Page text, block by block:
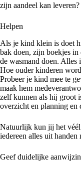
zijn aandeel kan leveren?
Helpen
Als je kind klein is doet
bak doen, zijn boekjes in
de wasmand doen. Alles
Hoe ouder kinderen
Probeer je kind mee te
maak hem
zelf kunnen als hij groot
overzicht en planning en
Natuurlijk kun jij het
iedereen alles uit
Geef duidelijke